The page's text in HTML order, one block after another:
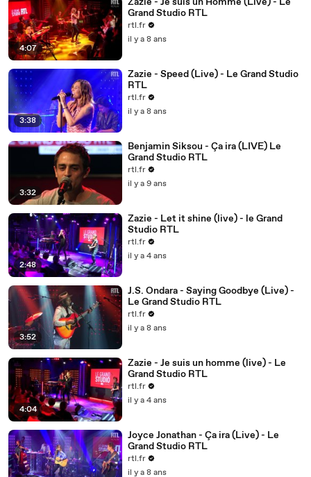
4:07
Grand Studio RTL
rtl.fr
il y a 8 ans
3:38
Zazie - Speed (Live) - Le Grand Studio
RTL
rtl.fr
il y a 8 ans
3:32
Benjamin Siksou - Ça ira (LIVE) Le
Grand Studio RTL
rtl.fr
il y a 9 ans
2:48
Zazie - Let it shine (live) - le Grand
Studio RTL
rtl.fr
il y a 4 ans
3:52
J.S. Ondara - Saying Goodbye (Live) -
Le Grand Studio RTL
rtl.fr
il y a 8 ans
4:04
Zazie - Je suis un homme (live) - Le
Grand Studio RTL
rtl.fr
il y a 4 ans
Joyce Jonathan - Ça ira (Live) - Le
Grand Studio RTL
rtl.fr
il y a 8 ans